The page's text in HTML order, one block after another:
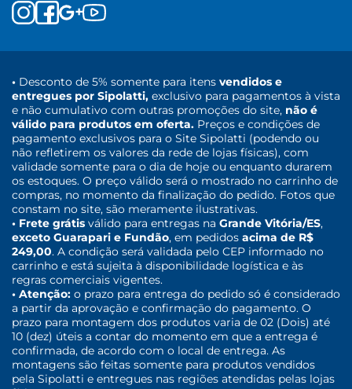
• Desconto de 5% somente para itens vendidos e
entregues por Sipolatti, exclusivo para pagamentos à vista
e não cumulativo com outras promoções do site, não é
válido para produtos em oferta. Preços e condições de
pagamento exclusivos para o Site Sipolatti (podendo ou
não refletirem os valores da rede de lojas físicas), com
validade somente para o dia de hoje ou enquanto durarem
os estoques. O preço válido será o mostrado no carrinho de
compras, no momento da finalização do pedido. Fotos que
constam no site, são meramente ilustrativas.
• Frete grátis válido para entregas na Grande Vitória/ES,
exceto Guarapari e Fundão, em pedidos acima de R$
249,00. A condição será validada pelo CEP informado no
carrinho e está sujeita à disponibilidade logística e às
regras comerciais vigentes.
• Atenção: o prazo para entrega do pedido só é considerado
a partir da aprovação e confirmação do pagamento. O
prazo para montagem dos produtos varia de 02 (Dois) até
10 (dez) úteis a contar do momento em que a entrega é
confirmada, de acordo com o local de entrega. As
montagens são feitas somente para produtos vendidos
pela Sipolatti e entregues nas regiões atendidas pelas lojas